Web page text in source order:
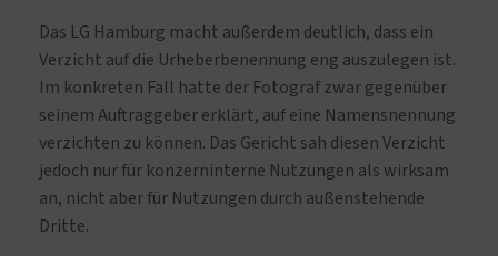
Das LG Hamburg macht außerdem deutlich, dass ein
Verzicht auf die Urheberbenennung eng auszulegen ist.
Im konkreten Fall hatte der Fotograf zwar gegenüber
seinem Auftraggeber erklärt, auf eine Namensnennung
verzichten zu können. Das Gericht sah diesen Verzicht
jedoch nur für konzerninterne Nutzungen als wirksam
an, nicht aber für Nutzungen durch außenstehende
Dritte.